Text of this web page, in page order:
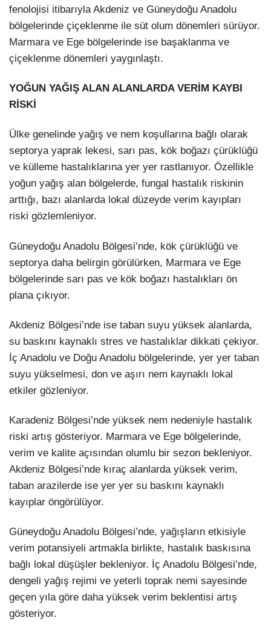
fenolojisi itibarıyla Akdeniz ve Güneydoğu Anadolu
bölgelerinde çiçeklenme ile süt olum dönemleri sürüyor.
Marmara ve Ege bölgelerinde ise başaklanma ve
çiçeklenme dönemleri yaygınlaştı.
YOĞUN YAĞIŞ ALAN ALANLARDA VERİM KAYBI
RİSKİ
Ülke genelinde yağış ve nem koşullarına bağlı olarak
septorya yaprak lekesi, sarı pas, kök boğazı çürüklüğü
ve külleme hastalıklarına yer yer rastlanıyor. Özellikle
yoğun yağış alan bölgelerde, fungal hastalık riskinin
arttığı, bazı alanlarda lokal düzeyde verim kayıpları
riski gözlemleniyor.
Güneydoğu Anadolu Bölgesi’nde, kök çürüklüğü ve
septorya daha belirgin görülürken, Marmara ve Ege
bölgelerinde sarı pas ve kök boğazı hastalıkları ön
plana çıkıyor.
Akdeniz Bölgesi’nde ise taban suyu yüksek alanlarda,
su baskını kaynaklı stres ve hastalıklar dikkati çekiyor.
İç Anadolu ve Doğu Anadolu bölgelerinde, yer yer taban
suyu yükselmesi, don ve aşırı nem kaynaklı lokal
etkiler gözleniyor.
Karadeniz Bölgesi’nde yüksek nem nedeniyle hastalık
riski artış gösteriyor. Marmara ve Ege bölgelerinde,
verim ve kalite açısından olumlu bir sezon bekleniyor.
Akdeniz Bölgesi’nde kıraç alanlarda yüksek verim,
taban arazilerde ise yer yer su baskını kaynaklı
kayıplar öngörülüyor.
Güneydoğu Anadolu Bölgesi’nde, yağışların etkisiyle
verim potansiyeli artmakla birlikte, hastalık baskısına
bağlı lokal düşüşler bekleniyor. İç Anadolu Bölgesi’nde,
dengeli yağış rejimi ve yeterli toprak nemi sayesinde
geçen yıla göre daha yüksek verim beklentisi artış
gösteriyor.